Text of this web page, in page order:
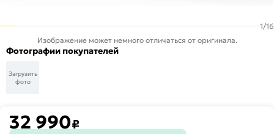
1/16
Изображение может немного отличаться от оригинала.
Фотографии покупателей
Загрузить
фото
32 990₽